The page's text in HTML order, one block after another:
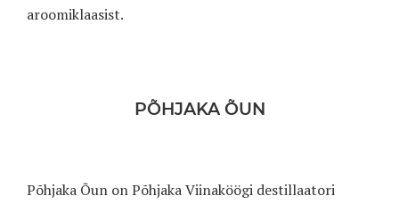
aroomiklaasist.
PÕHJAKA ÕUN
Põhjaka Õun on Põhjaka Viinaköögi destillaatori